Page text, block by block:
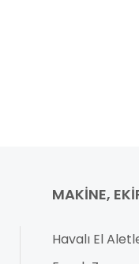
MAKINE,
Havalı El